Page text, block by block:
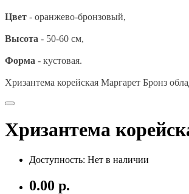
Цвет - оранжево-бронзовый,
Высота - 50-60 см,
Форма - кустовая.
Хризантема корейская Маргарет Бронз
Хризантема
Доступность: Нет в наличии
0.00 р.